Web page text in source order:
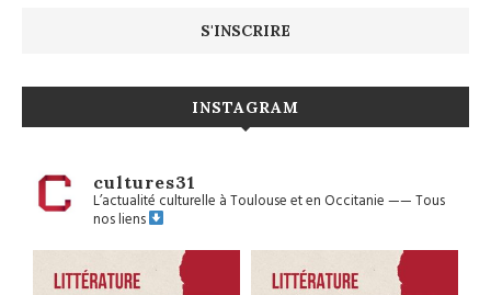
INSTAGRAM
cultures31
L’actualité culturelle à Toulouse et en Occitanie——Tous
nos liens